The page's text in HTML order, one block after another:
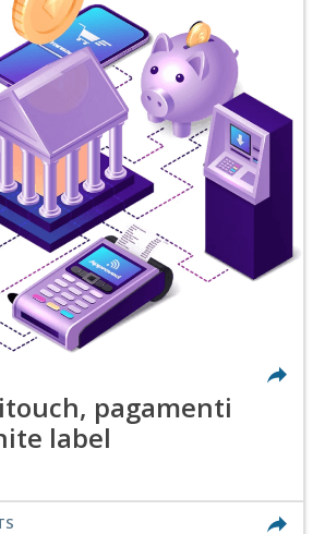
pagamenti
label